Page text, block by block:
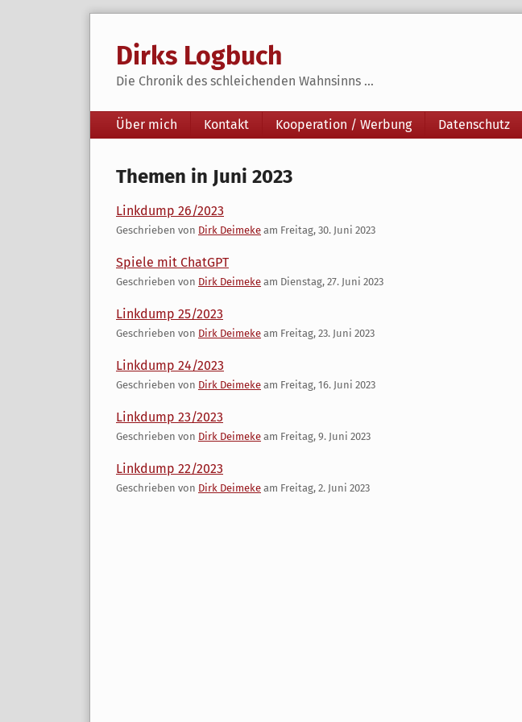
Dirks Logbuch
Die Chronik des schleichenden Wahnsinns ...
Navigation
Über mich Kontakt Kooperation / Werbung Datenschutz
Themen in Juni 2023
Linkdump 26/2023
Geschrieben von Dirk Deimeke am Freitag, 30. Juni 2023
Spiele mit ChatGPT
Geschrieben von Dirk Deimeke am Dienstag, 27. Juni 2023
Linkdump 25/2023
Geschrieben von Dirk Deimeke am Freitag, 23. Juni 2023
Linkdump 24/2023
Geschrieben von Dirk Deimeke am Freitag, 16. Juni 2023
Linkdump 23/2023
Geschrieben von Dirk Deimeke am Freitag, 9. Juni 2023
Linkdump 22/2023
Geschrieben von Dirk Deimeke am Freitag, 2. Juni 2023